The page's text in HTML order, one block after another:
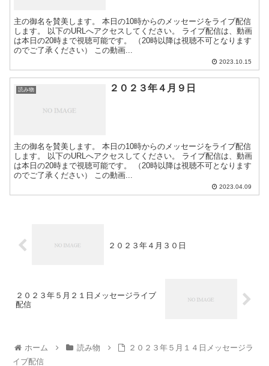
主の御名を賛美します。 本日の10時からのメッセージをライブ配信
します。 以下のURLへアクセスしてください。 ライブ配信は、動画
は本日の20時まで視聴可能です。 （20時以降は視聴不可となります
のでご了承ください） この動画...
2023.10.15
読み物 ２０２３年４月９日
主の御名を賛美します。 本日の10時からのメッセージをライブ配信
します。 以下のURLへアクセスしてください。 ライブ配信は、動画
は本日の20時まで視聴可能です。 （20時以降は視聴不可となります
のでご了承ください） この動画...
2023.04.09
２０２３年４月３０日
２０２３年５月２１日メッセージライブ
配信
ホーム 読み物
２０２３年５月１４日メッセージラ
イブ配信